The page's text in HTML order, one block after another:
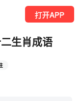
打开APP
生肖成语